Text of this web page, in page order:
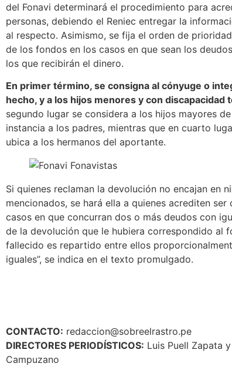
del Fonavi determinará el procedimiento para
personas, debiendo el Reniec entregar la
al respecto. Asimismo, se fija el orden de
de los fondos en los casos en que sean los
los que recibirán el dinero.
En primer término, se consigna al cónyuge o
hecho, y a los hijos menores y con discapacidad
segundo lugar se considera a los hijos mayores
instancia a los padres, mientras que en cuarto
ubica a los hermanos del aportante.
Si quienes reclaman la devolución no encajan en
mencionados, se hará ella a quienes acrediten ser
casos en que concurran dos o más deudos con
de la devolución que le hubiera correspondido al
fallecido es repartido entre ellos
iguales”, se indica en el texto promulgado.
CONTACTO: redaccion@sobreelrastro.pe
DIRECTORES PERIODÍSTICOS: Luis Puell Zapata
Campuzano